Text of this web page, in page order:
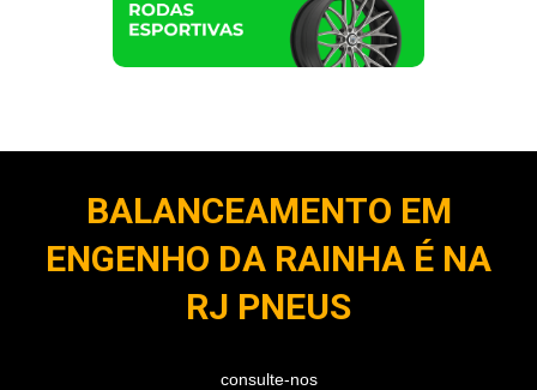
BALANCEAMENTO EM
ENGENHO DA RAINHA É NA
RJ PNEUS
consulte-nos